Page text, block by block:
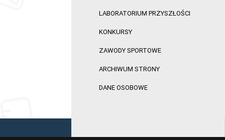
LABORATORIUM PRZYSZŁOŚCI
KONKURSY
ZAWODY SPORTOWE
ARCHIWUM STRONY
DANE OSOBOWE